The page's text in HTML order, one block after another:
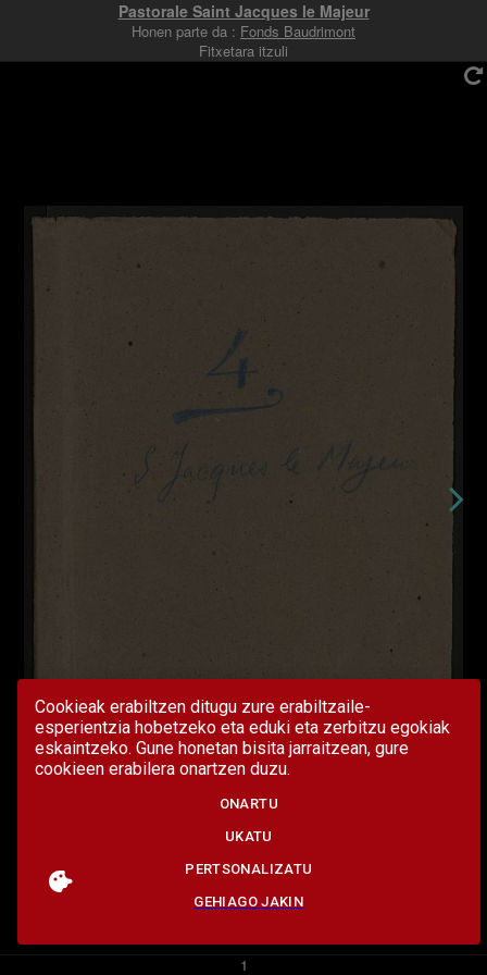
Cookieak erabiltzen ditugu zure erabiltzaile-
esperientzia hobetzeko eta eduki eta zerbitzu egokiak
eskaintzeko. Gune honetan bisita jarraitzean, gure
cookieen erabilera onartzen duzu.
ONARTU
UKATU
PERTSONALIZATU
GEHIAGO JAKIN